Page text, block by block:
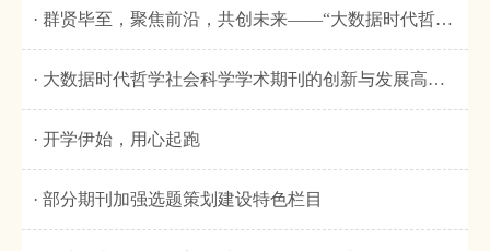
· 群贤毕至，聚焦前沿，共创未来——“大数据时代哲学社会科学学术期刊创新与发展高层论坛”分论坛介绍
· 大数据时代哲学社会科学学术期刊的创新与发展高层论坛在武汉召开
· 开学伊始，用心起跑
· 部分期刊加强选题策划建设特色栏目